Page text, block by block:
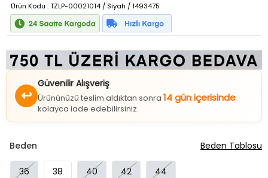
Ürün Kodu : TZLP-00021014 / Siyah / 1493475
↩
Güvenilir Alışveriş
Ürününüzü teslim aldıktan sonra 14 gün içerisinde
kolayca iade edebilirsiniz.
Beden
36 38 40 42 44
Beden Tablosu